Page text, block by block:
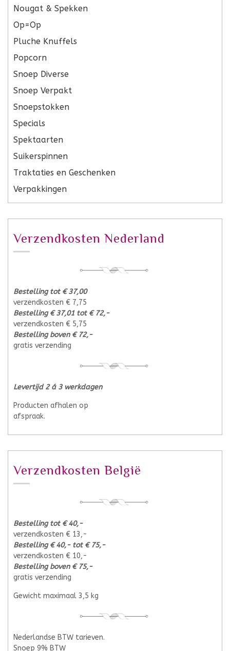
Nougat & Spekken
Op=Op
Pluche Knuffels
Popcorn
Snoep Diverse
Snoep Verpakt
Snoepstokken
Specials
Spektaarten
Suikerspinnen
Traktaties en Geschenken
Verpakkingen
Verzendkosten Nederland
Bestelling tot € 37,00
verzendkosten € 7,75
Bestelling € 37,01 tot € 72,-
verzendkosten € 5,75
Bestelling boven € 72,-
gratis verzending
Levertijd 2 á 3 werkdagen
Producten afhalen op
afspraak.
Verzendkosten België
Bestelling tot € 40,-
verzendkosten € 13,-
Bestelling € 40,- tot € 75,-
verzendkosten € 10,-
Bestelling boven € 75,-
gratis verzending
Gewicht maximaal 3,5 kg
Nederlandse BTW tarieven.
Snoep 9% BTW